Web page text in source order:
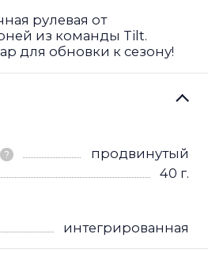
рулевая от
из команды Tilt.
для обновки к сезону!
?
продвинутый
40 г.
интегрированная